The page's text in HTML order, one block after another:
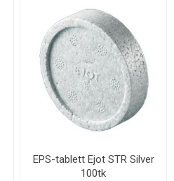
EPS-tablett Ejot STR Silver
100tk